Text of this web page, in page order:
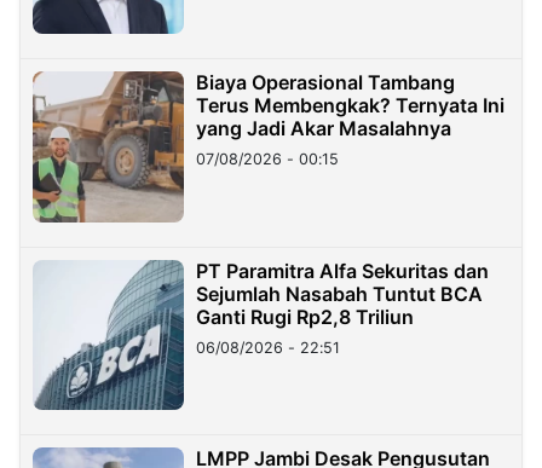
Biaya Operasional Tambang
Terus Membengkak? Ternyata Ini
yang Jadi Akar Masalahnya
07/08/2026 - 00:15
PT Paramitra Alfa Sekuritas dan
Sejumlah Nasabah Tuntut BCA
Ganti Rugi Rp2,8 Triliun
06/08/2026 - 22:51
LMPP Jambi Desak Pengusutan